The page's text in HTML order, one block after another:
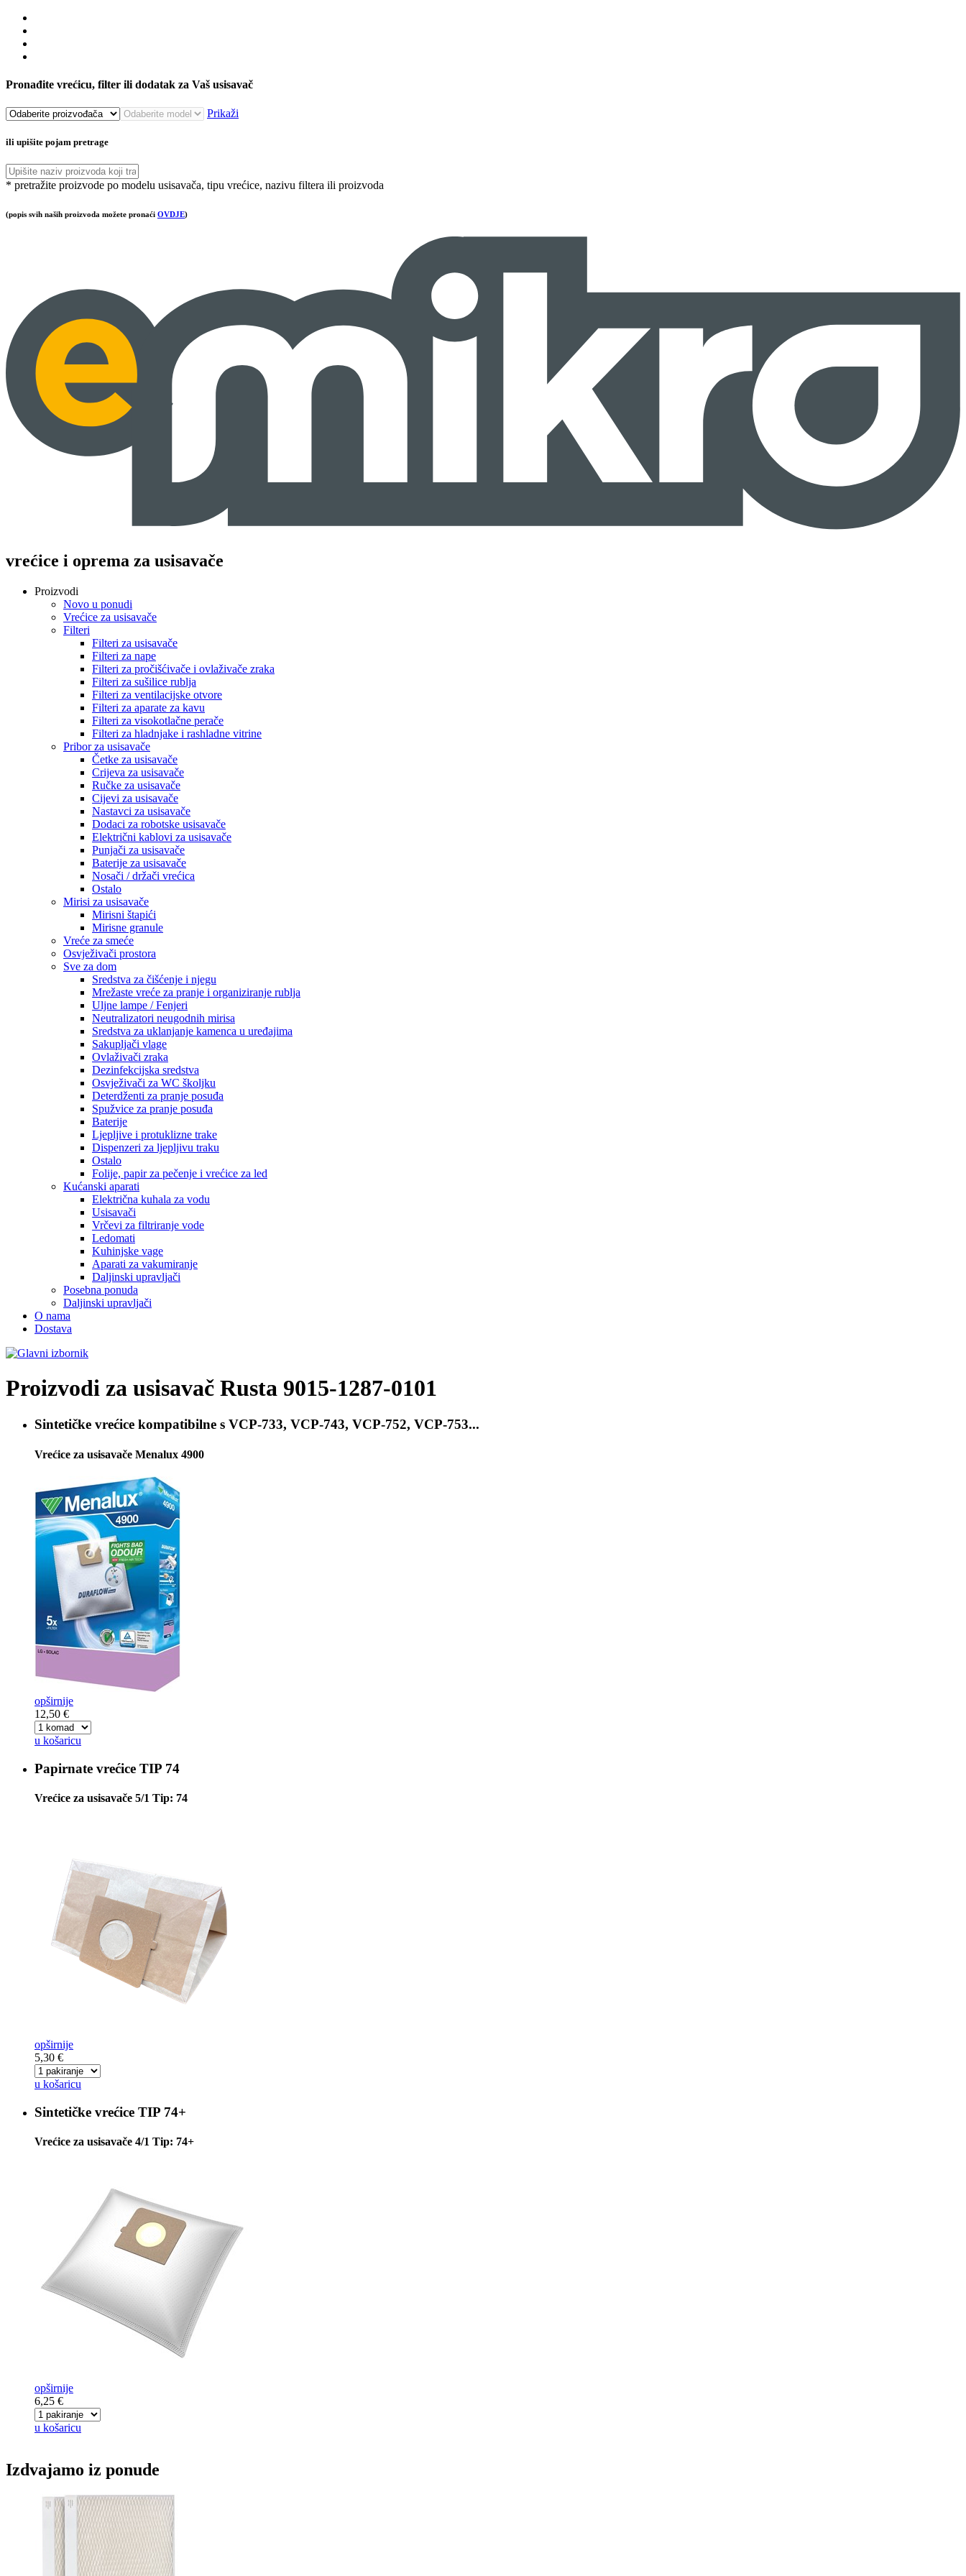
Pronađite vrećicu, filter ili dodatak za Vaš usisavač
Prikaži
ili upišite pojam pretrage
* pretražite proizvode po modelu usisavača, tipu vrećice, nazivu filtera ili proizvoda
(popis svih naših proizvoda možete pronaći OVDJE)
vrećice i oprema za usisavače
Proizvodi
Novo u ponudi
Vrećice za usisavače
Filteri
Filteri za usisavače
Filteri za nape
Filteri za pročišćivače i ovlaživače zraka
Filteri za sušilice rublja
Filteri za ventilacijske otvore
Filteri za aparate za kavu
Filteri za visokotlačne perače
Filteri za hladnjake i rashladne vitrine
Pribor za usisavače
Četke za usisavače
Crijeva za usisavače
Ručke za usisavače
Cijevi za usisavače
Nastavci za usisavače
Dodaci za robotske usisavače
Električni kablovi za usisavače
Punjači za usisavače
Baterije za usisavače
Nosači / držači vrećica
Ostalo
Mirisi za usisavače
Mirisni štapići
Mirisne granule
Vreće za smeće
Osvježivači prostora
Sve za dom
Sredstva za čišćenje i njegu
Mrežaste vreće za pranje i organiziranje rublja
Uljne lampe / Fenjeri
Neutralizatori neugodnih mirisa
Sredstva za uklanjanje kamenca u uređajima
Sakupljači vlage
Ovlaživači zraka
Dezinfekcijska sredstva
Osvježivači za WC školjku
Deterdženti za pranje posuđa
Spužvice za pranje posuđa
Baterije
Ljepljive i protuklizne trake
Dispenzeri za ljepljivu traku
Ostalo
Folije, papir za pečenje i vrećice za led
Kućanski aparati
Električna kuhala za vodu
Usisavači
Vrčevi za filtriranje vode
Ledomati
Kuhinjske vage
Aparati za vakumiranje
Daljinski upravljači
Posebna ponuda
Daljinski upravljači
O nama
Dostava
Proizvodi za usisavač Rusta 9015-1287-0101
Sintetičke vrećice kompatibilne s VCP-733, VCP-743, VCP-752, VCP-753...
Vrećice za usisavače Menalux 4900
opširnije
12,50 €
u košaricu
Papirnate vrećice TIP 74
Vrećice za usisavače 5/1 Tip: 74
opširnije
5,30 €
u košaricu
Sintetičke vrećice TIP 74+
Vrećice za usisavače 4/1 Tip: 74+
opširnije
6,25 €
u košaricu
Izdvajamo iz ponude